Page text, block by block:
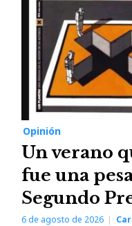
Opinión
Un verano
fue una
Segundo
6 de agosto de 2026